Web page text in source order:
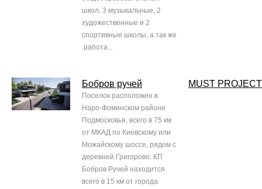
школ, 3 музыкальные, 2
художественные и 2
спортивные школы, а так же
работа...
Бобров ручей
Поселок расположен в
Наро-Фоминском районе
Подмосковья, всего в 75 км
от МКАД по Киевскому или
Можайскому шоссе, рядом с
деревней Григорово. КП
Бобров Ручей находится
всего в 15 км от города
MUST PROJECT